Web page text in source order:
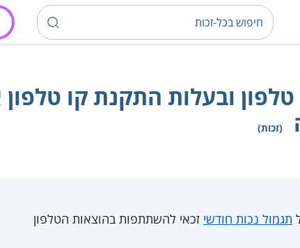
ובעלות התקנת קו
(זכות)
תגמול נכות חודשי זכאי להשתתפות בהוצאות הטלפון